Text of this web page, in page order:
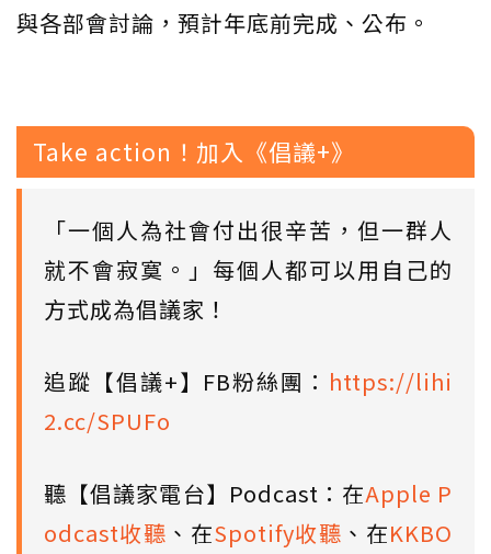
與各部會討論，預計年底前完成、公布。
Take action！加入《倡議+》
「一個人為社會付出很辛苦，但一群人
就不會寂寞。」每個人都可以用自己的
方式成為倡議家！
追蹤【倡議+】FB粉絲團： https://lihi
2.cc/SPUFo
聽【倡議家電台】Podcast：在Apple P
odcast收聽 、在Spotify收聽 、在KKBO